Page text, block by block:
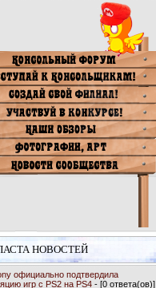
НОВОСТЕЙ
официально подтвердила
игр с PS2 на PS4 - [0 ответа(ов)]